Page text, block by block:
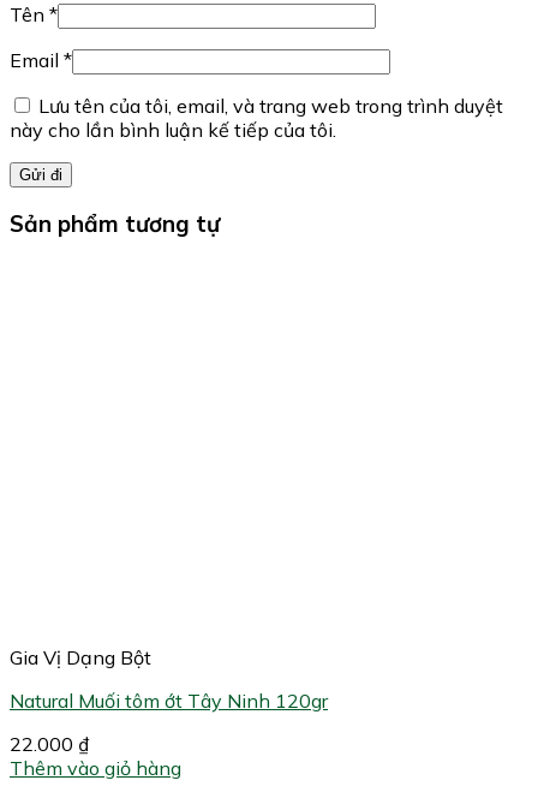
Tên *
Email *
Lưu tên của tôi, email, và trang web trong trình duyệt
này cho lần bình luận kế tiếp của tôi.
Sản phẩm tương tự
Gia Vị Dạng Bột
Natural Muối tôm ớt Tây Ninh 120gr
22.000 ₫
Thêm vào giỏ hàng